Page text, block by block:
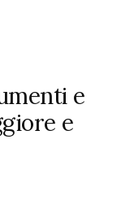
e
e